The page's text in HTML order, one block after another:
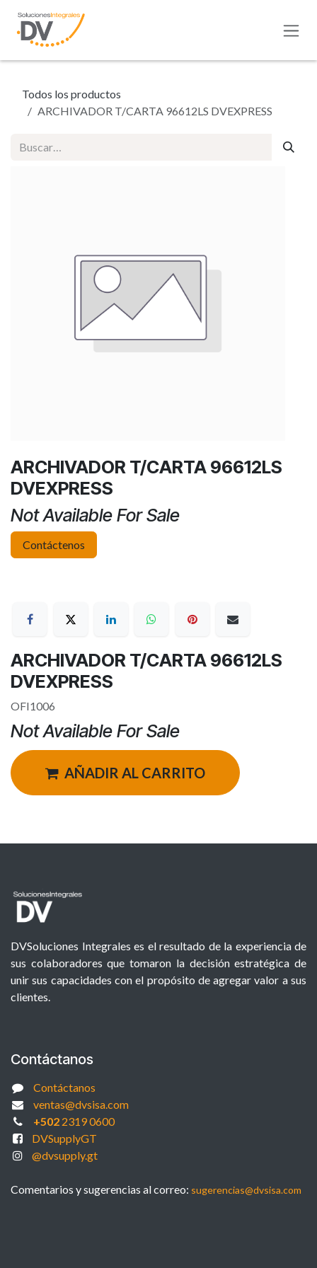
Todos los productos
ARCHIVADOR T/CARTA 96612LS DVEXPRESS
ARCHIVADOR T/CARTA 96612LS
DVEXPRESS
Not Available For Sale
Contáctenos
ARCHIVADOR T/CARTA 96612LS
DVEXPRESS
OFI1006
Not Available For Sale
AÑADIR AL CARRITO
DVSoluciones Integrales es el resultado de la experiencia de
sus colaboradores que tomaron la decisión estratégica de
unir sus capacidades con el propósito de agregar valor a sus
clientes.
Contáctanos
Contáctanos
ventas@dvsisa.com
+5022319 0600
DVSupplyGT
@dvsupply.gt
Comentarios y sugerencias al correo: sugerencias@dvsisa.com